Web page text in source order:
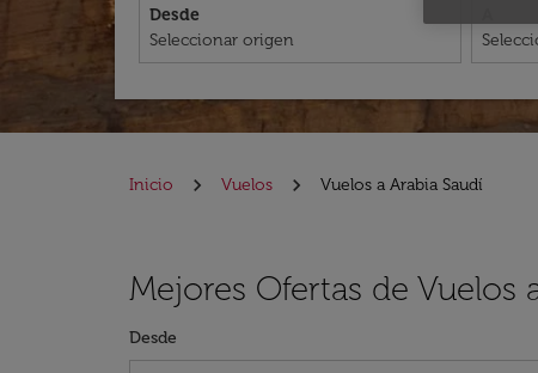
Desde
Inicio Vuelos Vuelos a Arabia Saudí
Mejores Ofertas de Vuelos
Desde